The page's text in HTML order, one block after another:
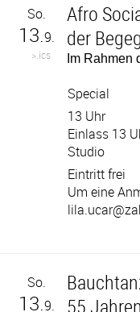
So.
13.9.
>.ics
Afro
der
Im Rahmen
Special
13 Uhr
Einlass 13
Studio
Eintritt frei
Um eine
So.
13.9.
55 Jahren